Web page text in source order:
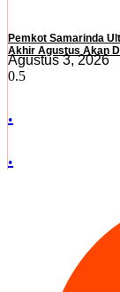
Pemkot Samarinda
Akhir Agustus Akan
Agustus 3, 2026
.
.